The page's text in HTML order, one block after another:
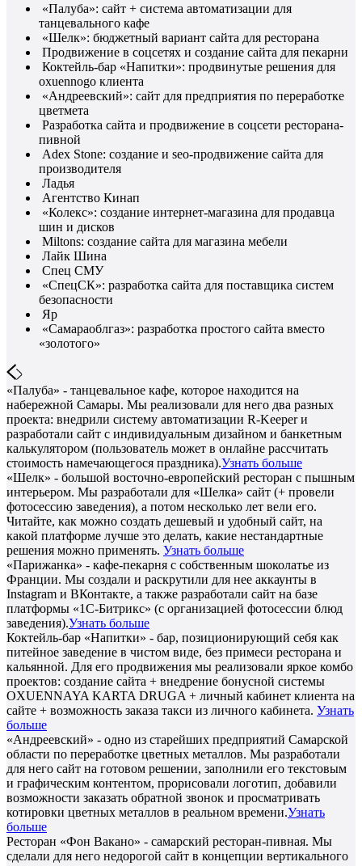
«Палуба»: сайт + система автоматизации для
танцевального кафе
«Шелк»: бюджетный вариант сайта для ресторана
Продвижение в соцсетях и создание сайта для пекарни
Коктейль-бар «Напитки»: продвинутые решения для
oxuennogo клиента
«Андреевский»: сайт для предприятия по переработке
цветмета
Разработка сайта и продвижение в соцсети ресторана-
пивной
Adex Stone: создание и seo-продвижение сайта для
производителя
Ладья
Агентство Кинап
«Колекс»: создание интернет-магазина для продавца
шин и дисков
Miltons: создание сайта для магазина мебели
Лайк Шина
Спец СМУ
«СпецСК»: разработка сайта для поставщика систем
безопасности
Яр
«Самараоблгаз»: разработка простого сайта вместо
«золотого»
«Палуба» - танцевальное кафе, которое находится на
набережной Самары. Мы реализовали для него два разных
проекта: внедрили систему автоматизации R-Keeper и
разработали сайт с индивидуальным дизайном и банкетным
калькулятором (пользователь может в онлайне рассчитать
стоимость намечающегося праздника).Узнать больше
«Шелк» - большой восточно-европейский ресторан с пышным
интерьером. Мы разработали для «Шелка» сайт (+ провели
фотосессию заведения), а потом несколько лет вели его.
Читайте, как можно создать дешевый и удобный сайт, на
какой платформе лучше это делать, какие нестандартные
решения можно применять. Узнать больше
«Парижанка» - кафе-пекарня с собственным шоколатье из
Франции. Мы создали и раскрутили для нее аккаунты в
Instagram и ВКонтакте, а также разработали сайт на базе
платформы «1С-Битрикс» (с организацией фотосессии блюд
заведения).Узнать больше
Коктейль-бар «Напитки» - бар, позиционирующий себя как
питейное заведение в чистом виде, без примеси ресторана и
кальянной. Для его продвижения мы реализовали яркое комбо
проектов: создание сайта + внедрение бонусной системы
OXUENNAYA KARTA DRUGA + личный кабинет клиента на
сайте + возможность заказа такси из личного кабинета. Узнать
больше
«Андреевский» - одно из старейших предприятий Самарской
области по переработке цветных металлов. Мы разработали
для него сайт на готовом решении, заполнили его текстовым
и графическим контентом, прорисовали логотип, добавили
возможности заказать обратной звонок и просматривать
котировки цветных металлов в реальном времени.Узнать
больше
Ресторан «Фон Вакано» - самарский ресторан-пивная. Мы
сделали для него недорогой сайт в концепции вертикального